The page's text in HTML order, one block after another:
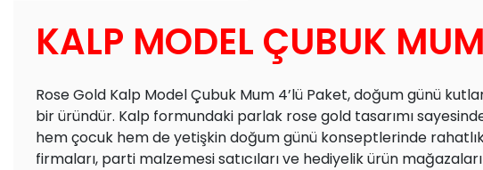
KALP MODEL ÇUBUK
Rose Gold Kalp Model Çubuk Mum 4’lü Paket, doğum günü
bir üründür. Kalp formundaki parlak rose gold tasarımı
hem çocuk hem de yetişkin doğum günü konseptlerinde
firmaları, parti malzemesi satıcıları ve hediyelik ürün